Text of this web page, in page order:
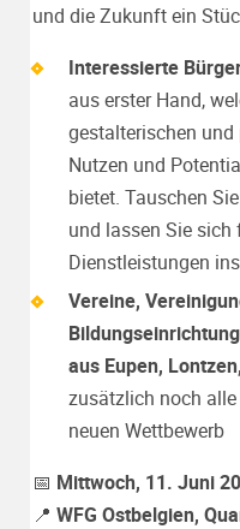
und die Zukunft ein
Interessierte
aus erster Hand,
gestalterischen
Nutzen und
bietet. Tauschen
und lassen Sie sich
Dienstleistungen
Vereine,
aus Eupen,
zusätzlich noch
neuen Wettbewerb
📅 Mittwoch, 11. Juni
📍 WFG Ostbelgien,